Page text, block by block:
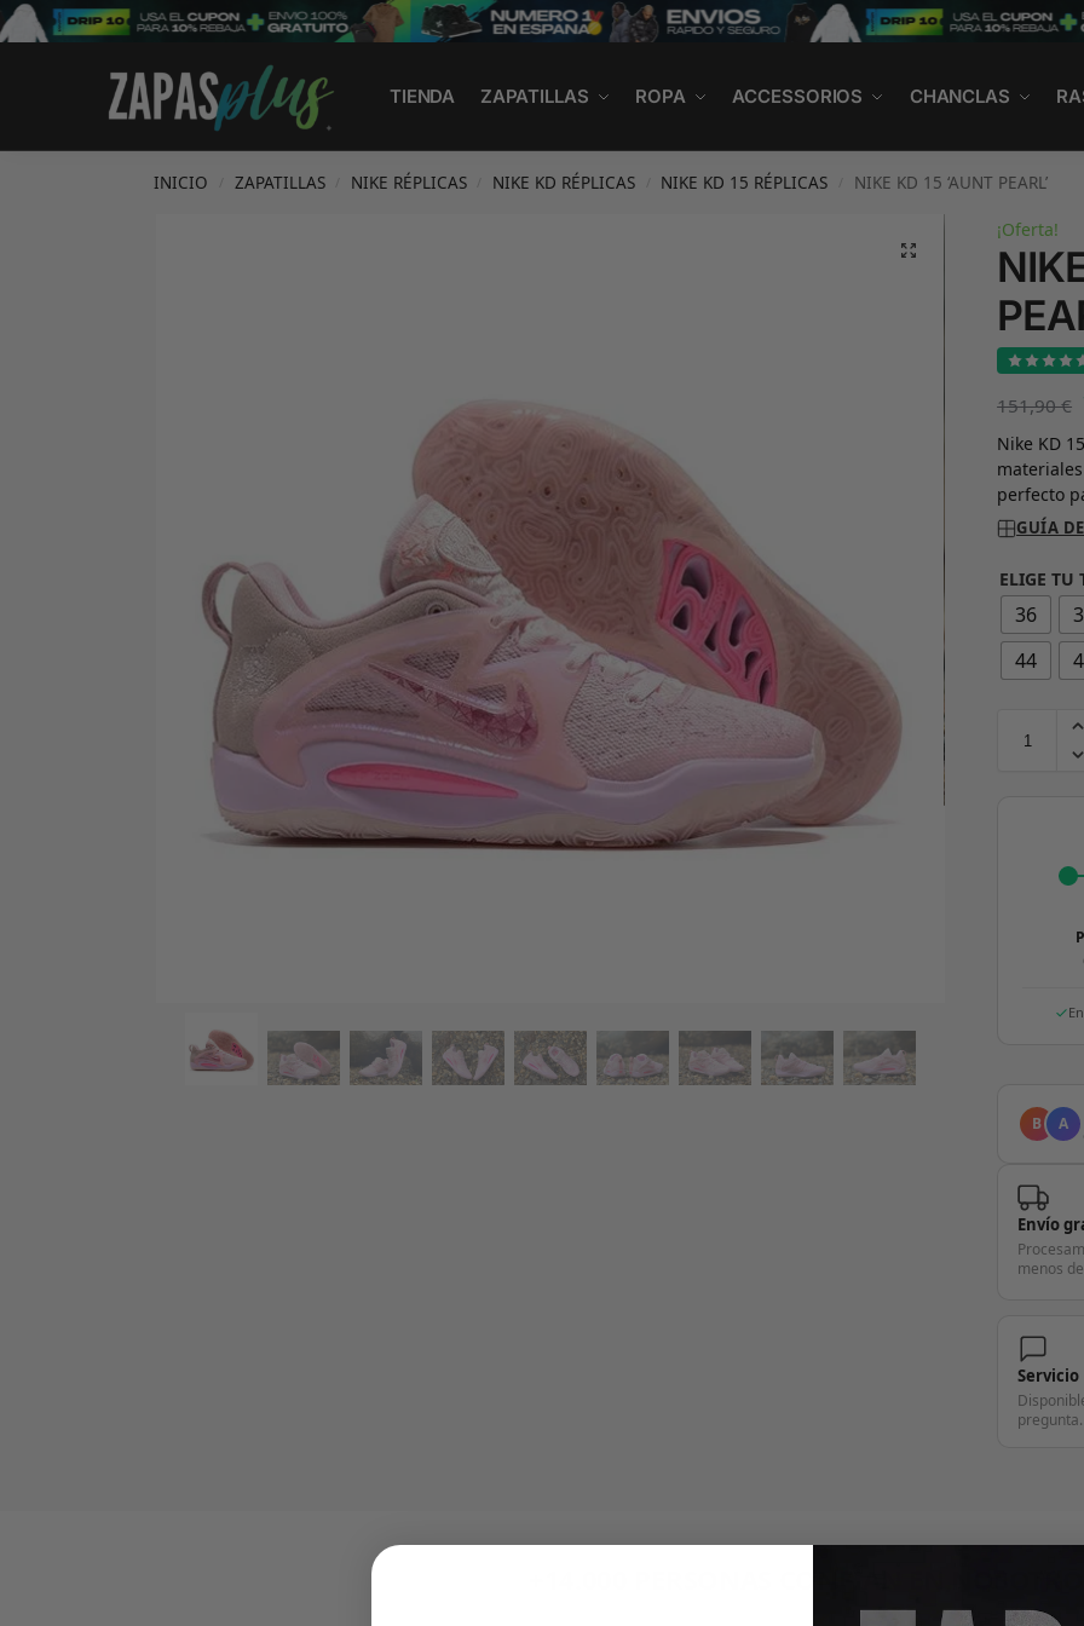
TIENDA ZAPATILLAS ROPA ACCESSORIOS CHANCLAS
Search
INICIO ZAPATILLAS NIKE RÉPLICAS NIKE KD RÉPLICAS NIKE KD 15 RÉPLICAS NIKE KD 15 ‘AUNT PEARL’
¡Oferta!
151,90€
Nike KD
perfecto
GUÍA
ELIGE TU
36
44
B A
Envío
menos
Servicio
pregunta.
"Consulta nuestras reseñas y compruébalo tú mismo"